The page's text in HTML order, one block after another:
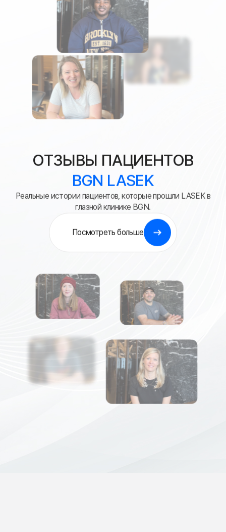
ОТЗЫВЫ ПАЦИЕНТОВ
BGN LASEK
Реальные истории пациентов, которые прошли LASEK в
глазной клинике BGN.
Посмотреть больше